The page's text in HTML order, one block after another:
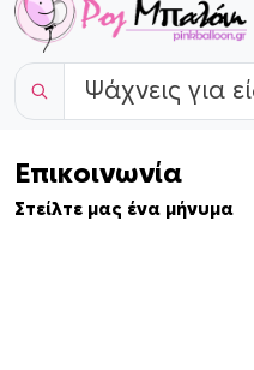
Επικοινωνία
Στείλτε μας ένα μήνυμα